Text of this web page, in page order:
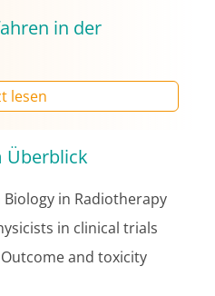
in der
lesen
Überblick
in Radiotherapy
in clinical trials
and toxicity